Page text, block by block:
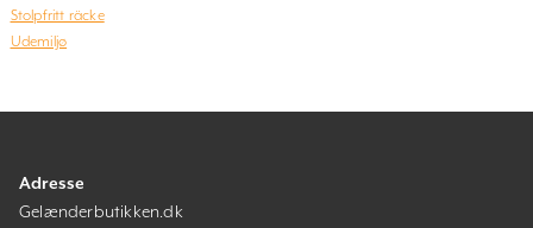
Stolpfritt räcke
Udemiljø
Adresse
Gelænderbutikken.dk